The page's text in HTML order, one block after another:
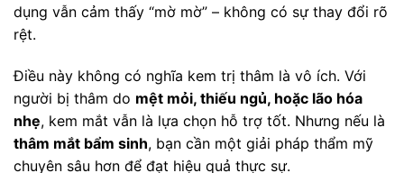
dụng vẫn cảm thấy “mờ mờ” – không có sự thay đổi rõ
rệt.
Điều này không có nghĩa kem trị thâm là vô ích. Với
người bị thâm do mệt mỏi, thiếu ngủ, hoặc lão hóa
nhẹ, kem mắt vẫn là lựa chọn hỗ trợ tốt. Nhưng nếu là
thâm mắt bẩm sinh, bạn cần một giải pháp thẩm mỹ
chuyên sâu hơn để đạt hiệu quả thực sự.